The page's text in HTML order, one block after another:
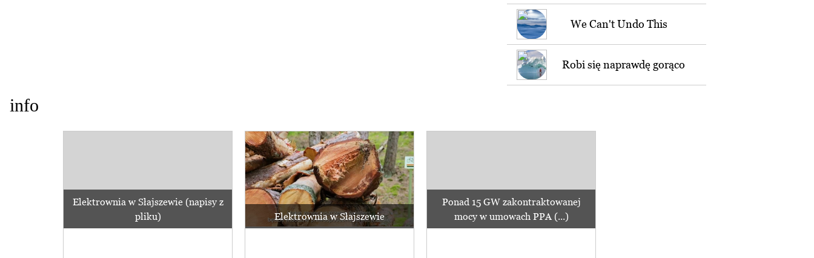
We Can't Undo This
Robi się naprawdę gorąco
info
Elektrownia w Słajszewie (napisy z
pliku)
Elektrownia w Słajszewie
Ponad 15 GW zakontraktowanej
mocy w umowach PPA (...)